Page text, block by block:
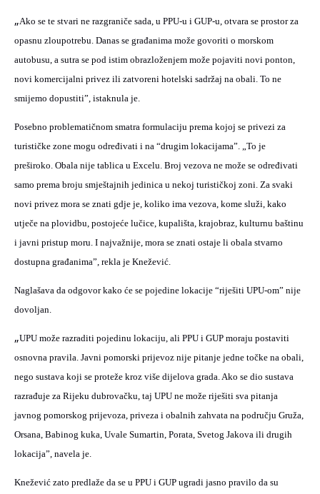
„Ako se te stvari ne razgraniče sada, u PPU-u i GUP-u, otvara se prostor za
opasnu zloupotrebu. Danas se građanima može govoriti o morskom
autobusu, a sutra se pod istim obrazloženjem može pojaviti novi ponton,
novi komercijalni privez ili zatvoreni hotelski sadržaj na obali. To ne
smijemo dopustiti”, istaknula je.
Posebno problematičnom smatra formulaciju prema kojoj se privezi za
turističke zone mogu određivati i na “drugim lokacijama”. „To je
preširoko. Obala nije tablica u Excelu. Broj vezova ne može se određivati
samo prema broju smještajnih jedinica u nekoj turističkoj zoni. Za svaki
novi privez mora se znati gdje je, koliko ima vezova, kome služi, kako
utječe na plovidbu, postojeće lučice, kupališta, krajobraz, kulturnu baštinu
i javni pristup moru. I najvažnije, mora se znati ostaje li obala stvarno
dostupna građanima”, rekla je Knežević.
Naglašava da odgovor kako će se pojedine lokacije “riješiti UPU-om” nije
dovoljan.
„UPU može razraditi pojedinu lokaciju, ali PPU i GUP moraju postaviti
osnovna pravila. Javni pomorski prijevoz nije pitanje jedne točke na obali,
nego sustava koji se proteže kroz više dijelova grada. Ako se dio sustava
razrađuje za Rijeku dubrovačku, taj UPU ne može riješiti sva pitanja
javnog pomorskog prijevoza, priveza i obalnih zahvata na području Gruža,
Orsana, Babinog kuka, Uvale Sumartin, Porata, Svetog Jakova ili drugih
lokacija”, navela je.
Knežević zato predlaže da se u PPU i GUP ugradi jasno pravilo da su